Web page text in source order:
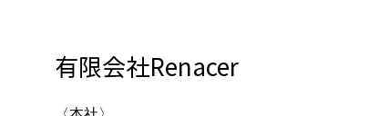
有限会社Renacer